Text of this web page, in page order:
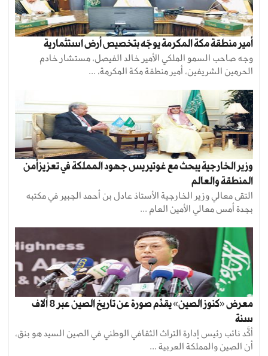
أمير منطقة مكة المكرمة يوجّه بتخصيص أرض استثمارية
وجه صاحب السمو الملكي الأمير خالد الفيصل، مستشار خادم
الحرمين الشريفين، أمير منطقة مكة المكرمة، ...
وزير الخارجية يبحث مع غوتيريس جهود المملكة في تعزيزأمن
المنطقة والعالم
التقى معالي وزير الخارجية الأستاذ عادل بن أحمد الجبير في مكتبه
بجدة أمس معالي الأمين العام ...
معرض «كنوز الصين» يقدِّم صورة عن تاريخ الصين عبر 8 آلاف
سنة
أكَّد نائب رئيس إدارة التراث الثقافي الوطني في الصين السيد هو بنق،
أن الصين والمملكة العربية ...